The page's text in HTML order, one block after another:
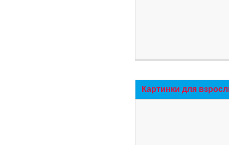
Картинки для